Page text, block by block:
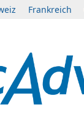
Frankreich